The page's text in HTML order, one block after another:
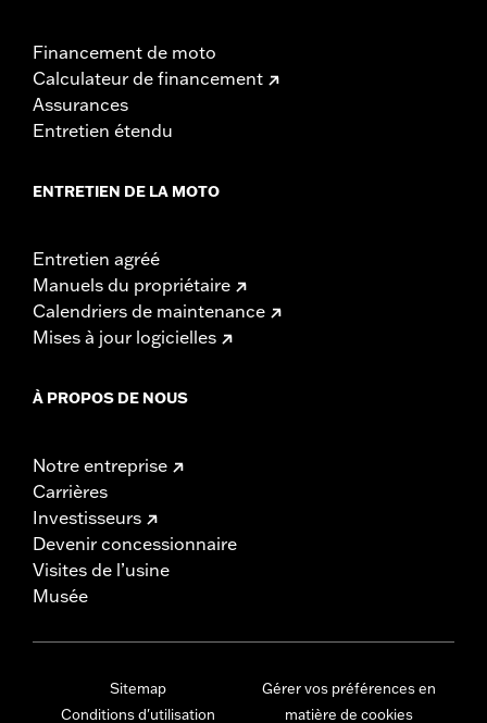
Financement de moto
Calculateur de financement
Assurances
Entretien étendu
ENTRETIEN DE LA MOTO
Entretien agréé
Manuels du propriétaire
Calendriers de maintenance
Mises à jour logicielles
À PROPOS DE NOUS
Notre entreprise
Carrières
Investisseurs
Devenir concessionnaire
Visites de l’usine
Musée
Sitemap
Conditions d'utilisation
Gérer vos préférences en
matière de cookies